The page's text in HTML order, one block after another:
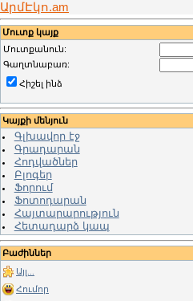
ԱրմԷկո.am
Մուտք կայք
Մուտքանուն:
Գաղտնաբառ:
Հիշել ինձ
Կայքի մենյուն
Գլխավոր էջ
Գրադարան
Հոդվածներ
Բլոգեր
Ֆորում
Ֆոտոդարան
Հայտարարություն
Հետադարձ կապ
Բաժիններ
Այլ...
Հումոր